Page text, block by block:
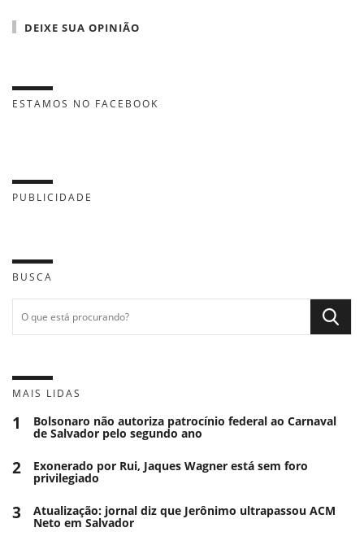
DEIXE SUA OPINIÃO
ESTAMOS NO FACEBOOK
PUBLICIDADE
BUSCA
MAIS LIDAS
1 Bolsonaro não autoriza patrocínio federal ao Carnaval
de Salvador pelo segundo ano
2 Exonerado por Rui, Jaques Wagner está sem foro
privilegiado
3 Atualização: jornal diz que Jerônimo ultrapassou ACM
Neto em Salvador